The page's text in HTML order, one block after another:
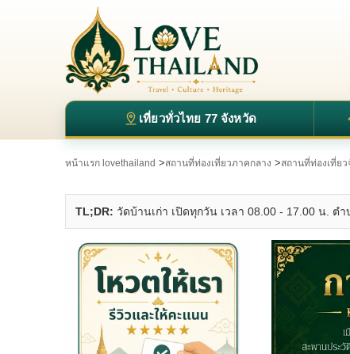
เที่ยวทั่วไทย 77 จังหวัด
หน้าแรก lovethailand >สถานที่ท่องเที่ยวภาคกลาง >สถานที่ท่องเที่ย
TL;DR: วัดบ้านเก่า เปิดทุกวัน เวลา 08.00 - 17.00 น. ต